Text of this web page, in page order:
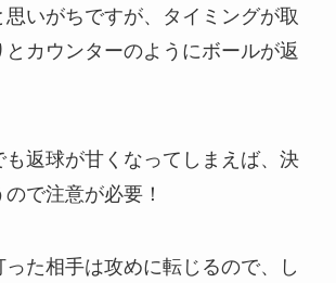
思いがちですが、タイミングが取
カウンターのようにボールが返
も返球が甘くなってしまえば、決
で注意が必要！
た相手は攻めに転じるので、し